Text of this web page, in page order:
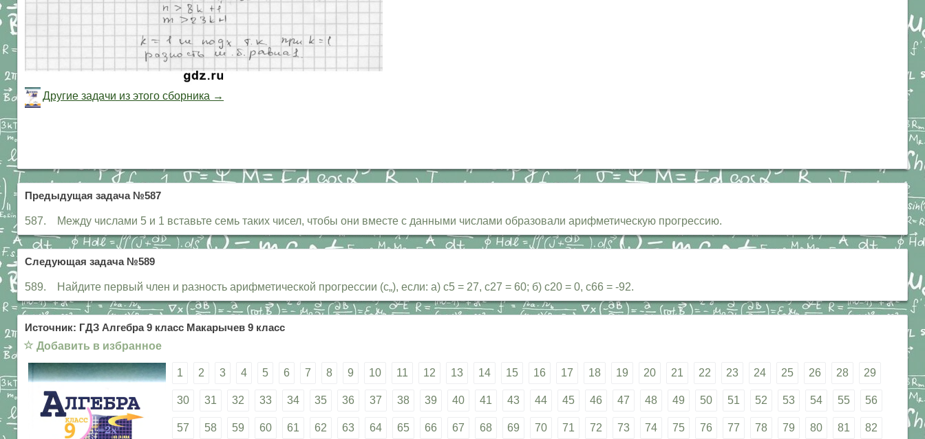
Другие задачи из этого сборника →
Предыдущая задача №587
587. Между числами 5 и 1 вставьте семь таких чисел, чтобы они вместе с данными числами образовали арифметическую прогрессию.
Следующая задача №589
589. Найдите первый член и разность арифметической прогрессии (с„), если: а) с5 = 27, с27 = 60; б) с20 = 0, с66 = -92.
Источник: ГДЗ Алгебра 9 класс Макарычев 9 класс
☆ Добавить в избранное
1 2 3 4 5 6 7 8 9 10 11 12 13 14 15 16 17 18 19 20 21 22 23 24 25 26 28 29
30 31 32 33 34 35 36 37 38 39 40 41 43 44 45 46 47 48 49 50 51 52 53 54 55 56
57 58 59 60 61 62 63 64 65 66 67 68 69 70 71 72 73 74 75 76 77 78 79 80 81 82